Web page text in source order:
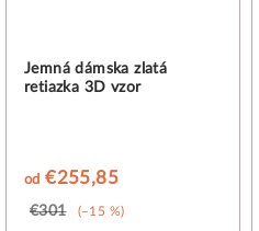
Jemná dámska zlatá
retiazka 3D vzor
od €255,85
€301 (–15 %)